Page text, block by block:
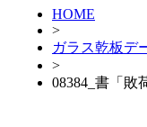
HOME
>
ガラス乾板デ
>
08384_書「敗